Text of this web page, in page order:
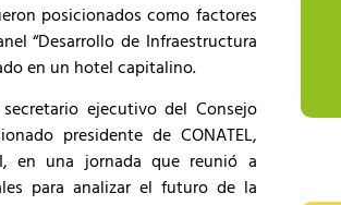
posicionados como factores
“Desarrollo de Infraestructura
en un hotel capitalino.
ejecutivo del Consejo
presidente de CONATEL,
en una jornada que reunió a
para analizar el futuro de la